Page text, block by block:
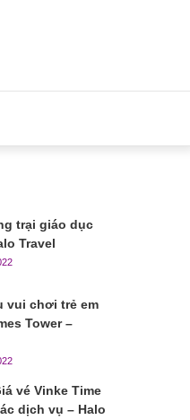
trại giáo dục
Travel
vui chơi trẻ em
Tower –
vé Vinke Time
dịch vụ – Halo